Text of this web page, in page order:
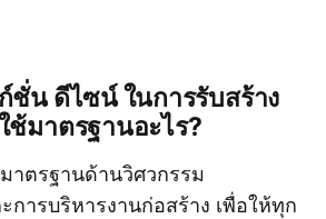
ชั่น ดีไซน์ ในการรับสร้าง
ช้มาตรฐานอะไร?
าตรฐานด้านวิศวกรรม
การบริหารงานก่อสร้าง เพื่อให้ทุก